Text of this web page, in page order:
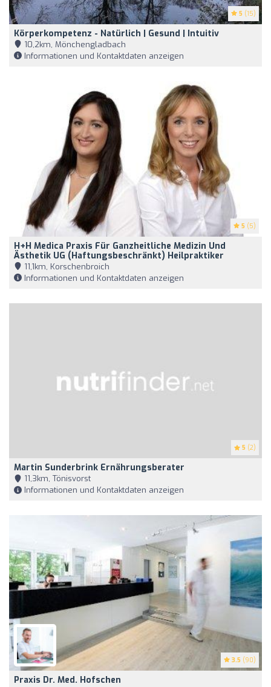
5 (15)
Körperkompetenz - Natürlich | Gesund | Intuitiv
10,2km, Mönchengladbach
Informationen und Kontaktdaten anzeigen
5 (5)
H+H Medica Praxis Für Ganzheitliche Medizin Und
Ästhetik UG (haftungsbeschränkt) Heilpraktiker
11,1km, Korschenbroich
Informationen und Kontaktdaten anzeigen
5 (2)
Martin Sunderbrink Ernährungsberater
11,3km, Tönisvorst
Informationen und Kontaktdaten anzeigen
3.5 (90)
Praxis Dr. Med. Hofschen